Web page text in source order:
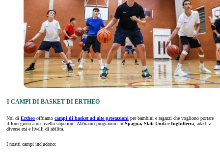
I CAMPI DI BASKET DI ERTHEO
Noi di Ertheo offriamo campi di basket ad alte prestazioni per bambini e ragazzi che vogliono portare
il loro gioco a un livello superiore. Abbiamo programmi in Spagna, Stati Uniti e Inghilterra, adatti a
diverse età e livelli di abilità.
I nostri campi includono: